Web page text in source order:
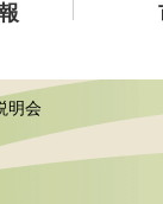
ニ
明会